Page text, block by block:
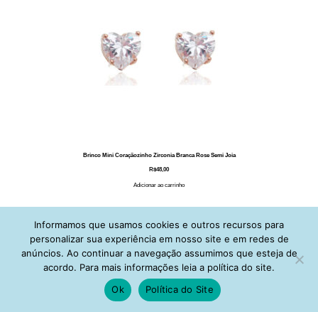
Brinco Mini Coraçãozinho Zirconia Branca Rose Semi Joia
R$48,00
Adicionar ao carrinho
Informamos que usamos cookies e outros recursos para
personalizar sua experiência em nosso site e em redes de
anúncios. Ao continuar a navegação assumimos que esteja de
acordo. Para mais informações leia a política do site.
Ok
Política do Site